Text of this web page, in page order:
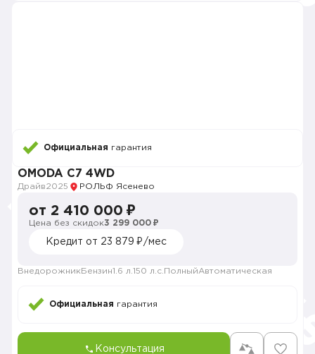
Официальная гарантия
OMODA C7 4WD
Драйв2025 РОЛЬФ Ясенево
от 2 410 000 ₽
Цена без скидок3 299 000 ₽
Кредит от 23 879 ₽/мес
Внедорожник Бензин1.6 л. 150 л.с. ПолныйАвтоматическая
Официальная гарантия
Консультация